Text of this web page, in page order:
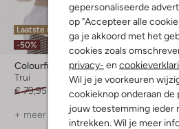
gepersonaliseerde
op "Accepteer alle
ga je akkoord met het
cookies zoals
privacy- en
Wil je je voorkeuren
cookieknop onderaan de
jouw toestemming ieder
intrekken. Wil je meer
Laatste item
-50%
Colourful Rebel
Trui
€ 79,95
€ 39,99
+ meer kleuren